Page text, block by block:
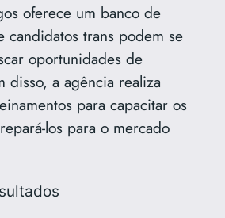
oferece um banco de
candidatos trans podem se
oportunidades de
disso, a agência realiza
para capacitar os
los para o mercado